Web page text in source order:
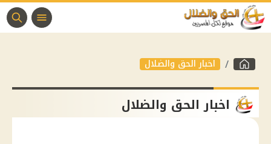
اخبار الحق والضلال
اخبار الحق والضلال